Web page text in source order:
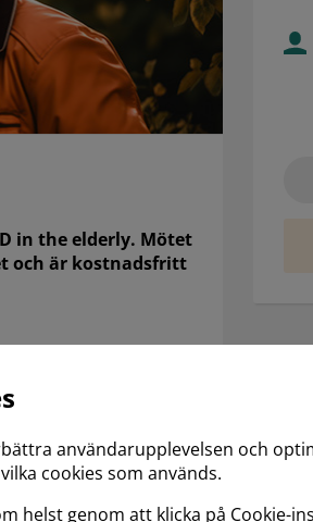
in the elderly. Mötet
och är kostnadsfritt
Langone
representanter från
användarupplevelsen och
cookies som används.
helst genom att klicka på Cookie-